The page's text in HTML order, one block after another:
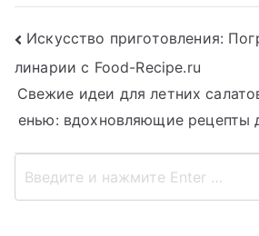
Навигация
по
записям
Искусство приготовления:
линарии с Food-Recipe.ru
Свежие идеи для летних
енью: вдохновляющие рецепты